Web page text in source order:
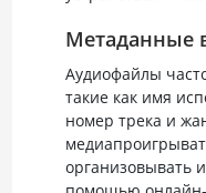
Метаданные
Аудиофайлы
такие как имя
номер трека и
организовывать